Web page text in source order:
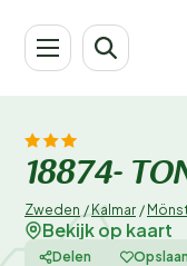
18874-
Zweden / Kalmar /
Bekijk op kaart
Delen Opslaan